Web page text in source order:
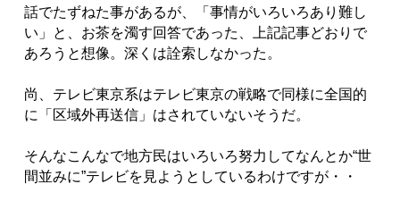
話でたずねた事があるが、「事情がいろいろあり難し
い」と、お茶を濁す回答であった、上記記事どおりで
あろうと想像。深くは詮索しなかった。
尚、テレビ東京系はテレビ東京の戦略で同様に全国的
に「区域外再送信」はされていないそうだ。
そんなこんなで地方民はいろいろ努力してなんとか“世
間並みに”テレビを見ようとしているわけですが・・